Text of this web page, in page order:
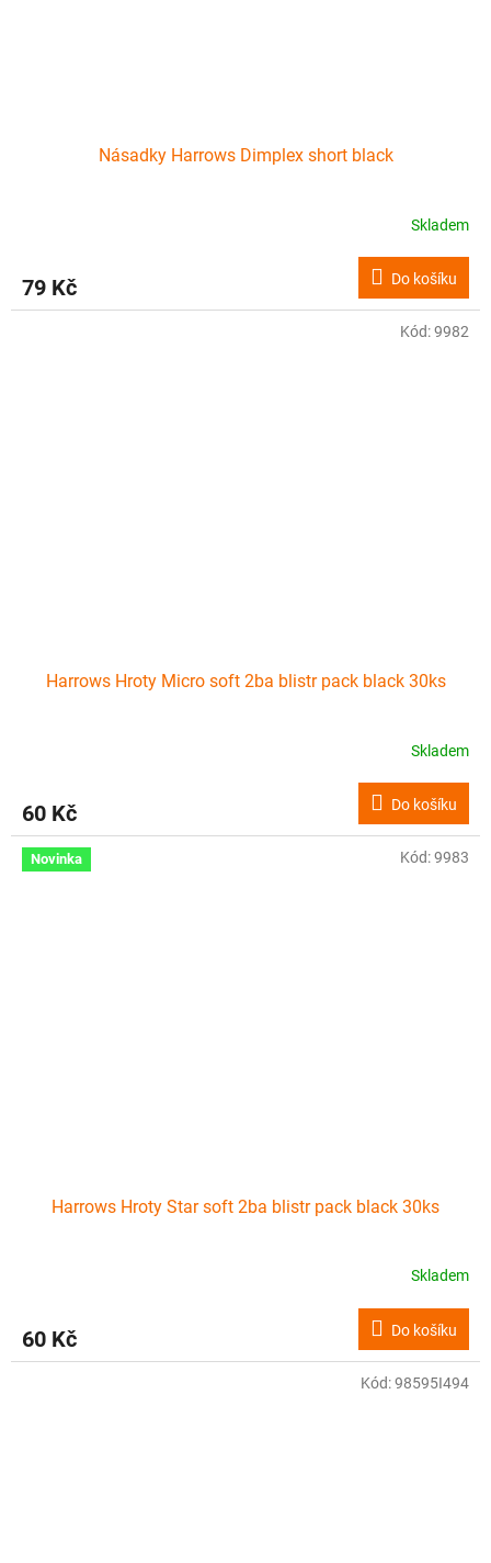
Násadky Harrows Dimplex short black
Skladem
79 Kč Do košíku
Harrows Hroty Micro soft 2ba blistr pack black 30ks
Skladem
60 Kč Do košíku
Kód:9982
Novinka
Harrows Hroty Star soft 2ba blistr pack black 30ks
Skladem
60 Kč Do košíku
Kód:9983
Kód:98595I494